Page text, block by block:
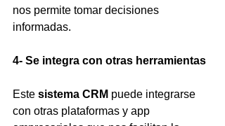
nos permite tomar decisiones
informadas.
4- Se integra con otras herramientas
Este sistema CRM puede integrarse
con otras plataformas y app